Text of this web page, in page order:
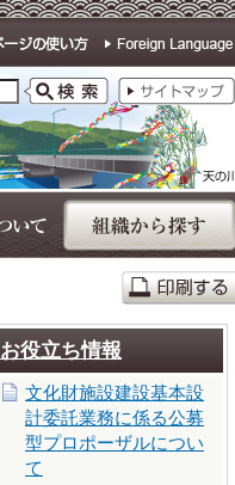
お役立ち情報
文化財施設建設基本設
計委託業務に係る公募
型プロポーザルについ
て